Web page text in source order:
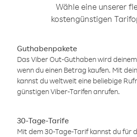
Wähle eine unserer
kostengünstigen
Guthabenpakete
Das Viber Out-Guthaben wird
wenn du einen Betrag kaufen. Mit
kannst du weltweit eine beliebige
günstigen Viber-Tarifen anrufen.
30-Tage-Tarife
Mit dem 30-Tage-Tarif kannst du für